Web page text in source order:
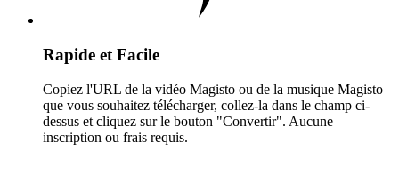
Rapide et Facile
Copiez l'URL de la vidéo Magisto ou de la musique Magisto
que vous souhaitez télécharger, collez-la dans le champ ci-
dessus et cliquez sur le bouton "Convertir". Aucune
inscription ou frais requis.